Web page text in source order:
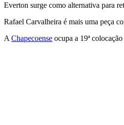
Everton surge como alternativa para
Rafael Carvalheira é mais uma peça
A Chapecoense ocupa a 19ª colocação